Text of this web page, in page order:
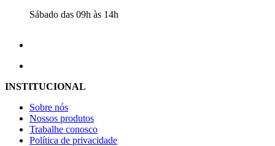
Sábado das 09h às 14h
INSTITUCIONAL
Sobre nós
Nossos produtos
Trabalhe conosco
Política de privacidade